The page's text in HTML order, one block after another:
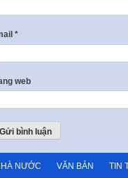
*
web
NƯỚC VĂN BẢN TIN